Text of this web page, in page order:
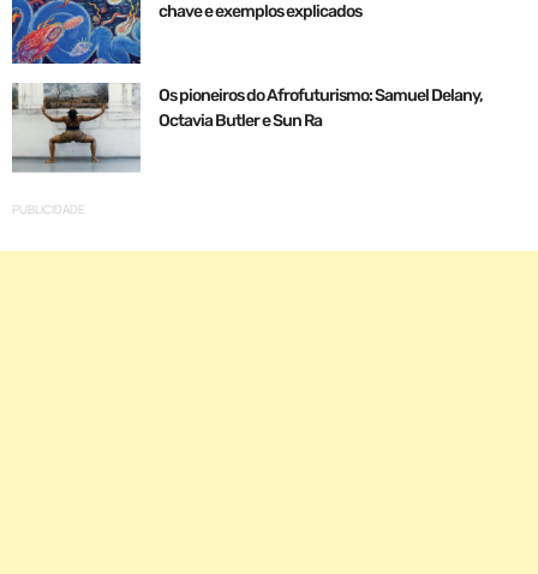
chave e exemplos explicados
Os pioneiros do Afrofuturismo: Samuel Delany,
Octavia Butler e Sun Ra
PUBLICIDADE